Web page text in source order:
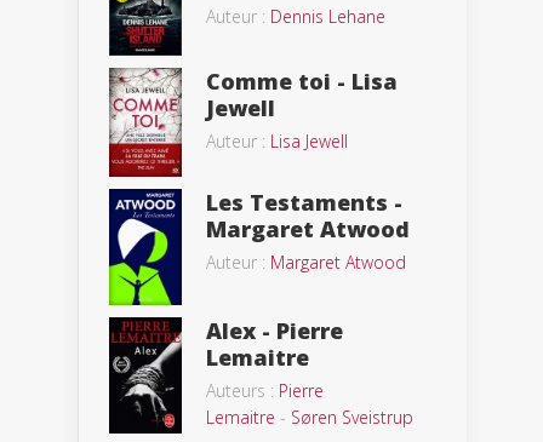
Auteur : Dennis Lehane
Comme toi - Lisa
Jewell
Auteur : Lisa Jewell
Les Testaments -
Margaret Atwood
Auteur : Margaret Atwood
Alex - Pierre
Lemaitre
Auteurs : Pierre
Lemaitre - Søren Sveistrup